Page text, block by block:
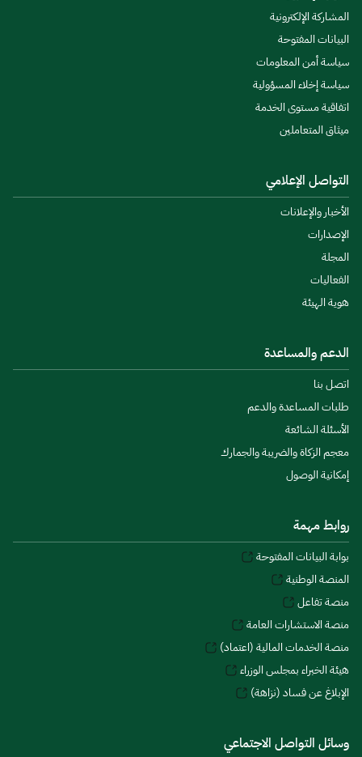
المشاركة الإلكترونية
البيانات المفتوحة
سياسة أمن المعلومات
سياسة إخلاء المسؤولية
اتفاقية مستوى الخدمة
ميثاق المتعاملين
التواصل الإعلامي
الأخبار والإعلانات
الإصدارات
المجلة
الفعاليات
هوية الهيئة
الدعم والمساعدة
اتصل بنا
طلبات المساعدة والدعم
الأسئلة الشائعة
معجم الزكاة والضريبة والجمارك
إمكانية الوصول
روابط مهمة
بوابة البيانات المفتوحة
المنصة الوطنية
منصة تفاعل
منصة الاستشارات العامة
منصة الخدمات المالية (اعتماد)
هيئة الخبراء بمجلس الوزراء
الإبلاغ عن فساد (نزاهة)
وسائل التواصل الاجتماعي